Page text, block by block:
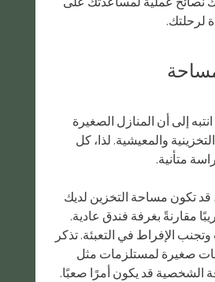
لرحلتك.
انتبه إلى أن المنازل الصغيرة
والمعيشية. لذا، كل
متأنية.
قد تكون مساحة التخزين لديك
مقارنةً بغرفة فندق عادية.
الإفراط في التعبئة. تذكر
صغيرة لمستلزمات مثل
الشخصية قد يكون أمرًا صعبًا.